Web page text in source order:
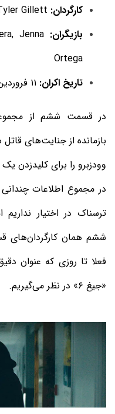
کارگردان:
بازیگران: Jenna
Ortega
تاریخ اکران:
در قسمت ششم از
بازمانده از جنایت‌های
وودزبرو را برای کلیدزدن
در مجموع اطلاعات
ترسناک در اختیار
ششم همان کارگردان‌های
فعلا تا روزی که عنوان
«جیغ ۶» در نظر می‌گیریم.